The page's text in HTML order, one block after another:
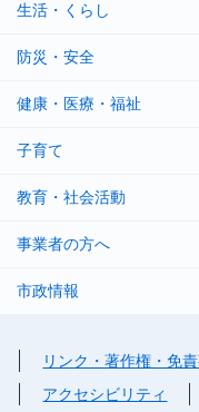
生活・くらし
防災・安全
健康・医療・福祉
子育て
教育・社会活動
事業者の方へ
市政情報
リンク・著作権・免
アクセシビリティ